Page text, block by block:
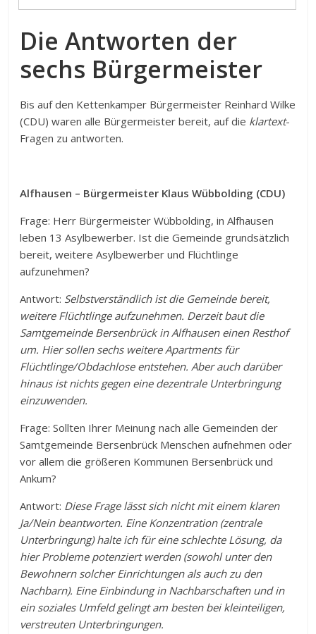
Die Antworten der
sechs Bürgermeister
Bis auf den Kettenkamper Bürgermeister Reinhard Wilke
(CDU) waren alle Bürgermeister bereit, auf die klartext-
Fragen zu antworten.
Alfhausen – Bürgermeister Klaus Wübbolding (CDU)
Frage: Herr Bürgermeister Wübbolding, in Alfhausen
leben 13 Asylbewerber. Ist die Gemeinde grundsätzlich
bereit, weitere Asylbewerber und Flüchtlinge
aufzunehmen?
Antwort: Selbstverständlich ist die Gemeinde bereit,
weitere Flüchtlinge aufzunehmen. Derzeit baut die
Samtgemeinde Bersenbrück in Alfhausen einen Resthof
um. Hier sollen sechs weitere Apartments für
Flüchtlinge/Obdachlose entstehen. Aber auch darüber
hinaus ist nichts gegen eine dezentrale Unterbringung
einzuwenden.
Frage: Sollten Ihrer Meinung nach alle Gemeinden der
Samtgemeinde Bersenbrück Menschen aufnehmen oder
vor allem die größeren Kommunen Bersenbrück und
Ankum?
Antwort: Diese Frage lässt sich nicht mit einem klaren
Ja/Nein beantworten. Eine Konzentration (zentrale
Unterbringung) halte ich für eine schlechte Lösung, da
hier Probleme potenziert werden (sowohl unter den
Bewohnern solcher Einrichtungen als auch zu den
Nachbarn). Eine Einbindung in Nachbarschaften und in
ein soziales Umfeld gelingt am besten bei kleinteiligen,
verstreuten Unterbringungen.